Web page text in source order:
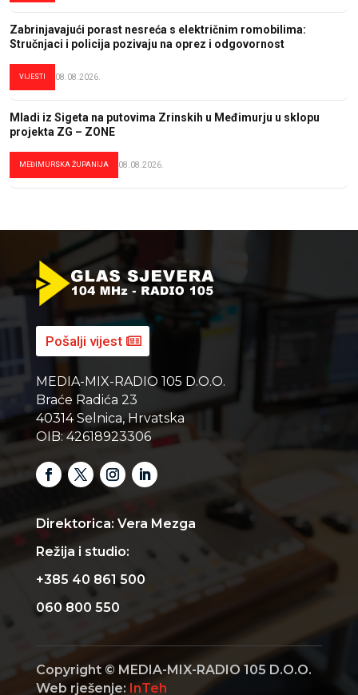
Zabrinjavajući porast nesreća s električnim romobilima:
Stručnjaci i policija pozivaju na oprez i odgovornost
VIJESTI 08.08.2026.
Mladi iz Sigeta na putovima Zrinskih u Međimurju u sklopu
projekta ZG – ZONE
MEĐIMURSKA ŽUPANIJA 08.08.2026.
Pošalji vijest
MEDIA-MIX-RADIO 105 D.O.O.
Braće Radića 23
40314 Selnica, Hrvatska
OIB: 42618923306
Direktorica: Vera Mezga
Režija i studio:
+385 40 861 500
060 800 550
Copyright © MEDIA-MIX-RADIO 105 D.O.O.
Web rješenje: InTeh